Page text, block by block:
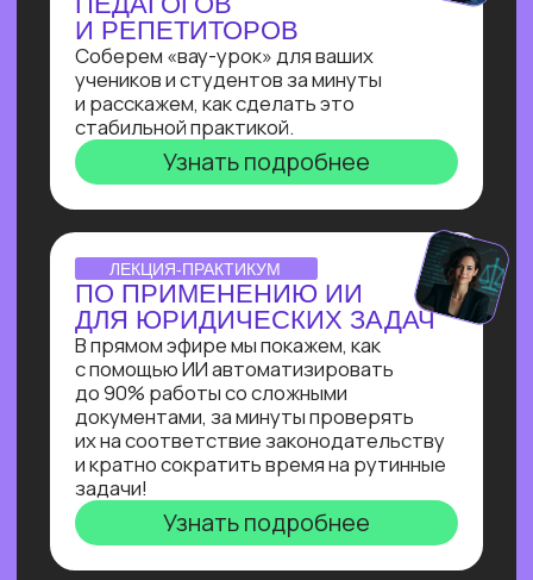
Узнать подробнее
ОNLINE-ПРАКТИКУМ
ПО СОЗДАНИЮ ИИ-
АССИСТЕНТА
В прямом эфире Кирилл Пшинник
сделает реальную задачу промпт-
инженера: создаст
многофункционального ИИ-ассистента
для коммуникации с клиентом на сайте
и сокращения затрат на персонал.
Узнать подробнее
ОNLINE-ИНТЕНСИВ
СОЗДАЕМ ИИ-АССИСТЕНТА
ЗА 3 ДНЯ!
Ты создашь полноценного ИИ-
ассистента, интегрированного
в Telegram, на выбранную тобой тему
без единой строчки кода!
Узнать подробнее
ОТКРЫТАЯ ЛЕКЦИЯ
СВОЙ БИЗНЕС НА ИИ